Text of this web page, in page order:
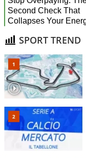
SPORT TREND